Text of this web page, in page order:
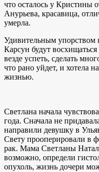
что осталось у Кристины
Анурьева, красавица,
умерла.
Удивительным
Карсун будут
везде успеть, сделать
что рано уйдет, и хотела
жизнью.
Светлана начала
года. Сначала не
направили девушку в
Свету прооперировали в
рак. Мама Светланы
возможно, определи
опухоль, жизнь дочери